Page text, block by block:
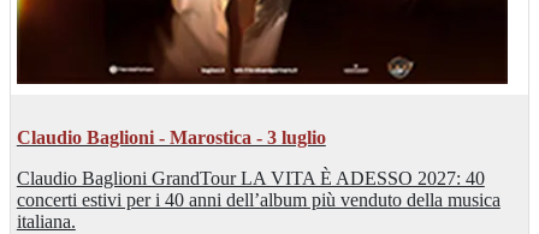
Claudio Baglioni - Marostica - 3 luglio
Claudio Baglioni GrandTour LA VITA È ADESSO 2027: 40
concerti estivi per i 40 anni dell’album più venduto della musica
italiana.